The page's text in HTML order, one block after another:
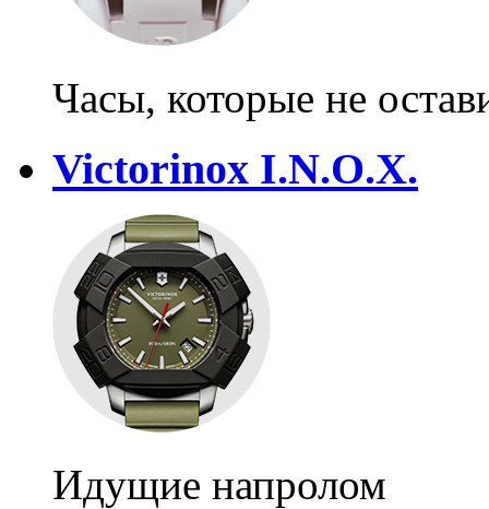
Часы, которые не
Victorinox I.N.O.X.
Идущие напролом